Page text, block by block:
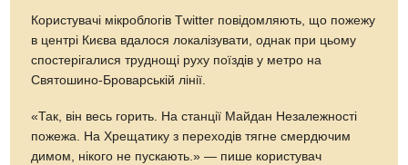
Користувачі мікроблогів Тwitter повідомляють, що пожежу
в центрі Києва вдалося локалізувати, однак при цьому
спостерігалися труднощі руху поїздів у метро на
Святошино-Броварській лінії.
«Так, він весь горить. На станції Майдан Незалежності
пожежа. На Хрещатику з переходів тягне смердючим
димом, нікого не пускають.» — пише користувач